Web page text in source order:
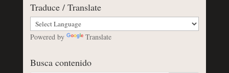
Traduce / Translate
Powered by Translate
Busca contenido